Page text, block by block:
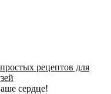
рецептов для
сердце!